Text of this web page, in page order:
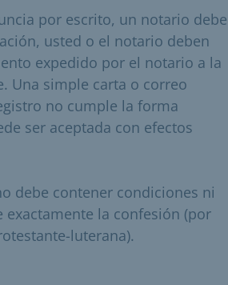
por escrito, un notario debe
usted o el notario deben
expedido por el notario a la
Una simple carta o correo
no cumple la forma
ser aceptada con efectos
debe contener condiciones ni
la confesión (por
luterana).